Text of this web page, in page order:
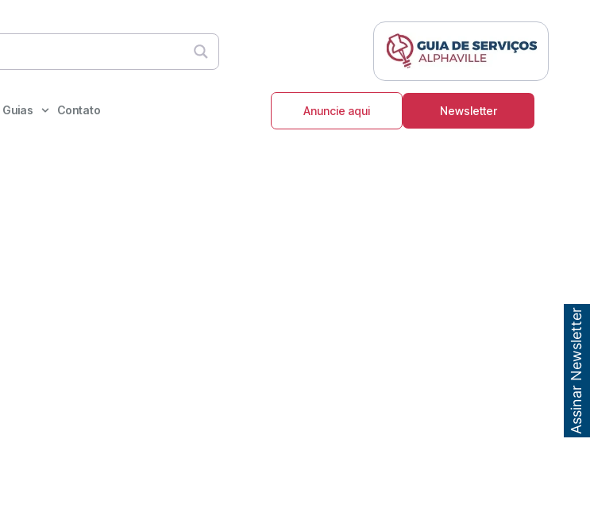
Contato Anuncie aqui Newsletter
Assinar Newsletter